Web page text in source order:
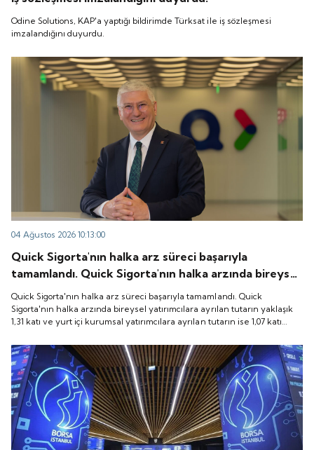
Odine Solutions, KAP'a yaptığı bildirimde Türksat ile iş sözleşmesi
imzalandığını duyurdu.
04 Ağustos 2026 10:13:00
Quick Sigorta'nın halka arz süreci başarıyla
tamamlandı. Quick Sigorta'nın halka arzında bireysel
yatırımcılara ayrılan tutarın yaklaşık 1,31 katı ve yurt
içi kurumsal yatırımcılara ayrılan tutarın ise 1,07 katı
talep geldi. Quick Sigorta, 6 Ağustos 2026 tarihinde
görmeye başlayacak.
Quick Sigorta'nın halka arz süreci başarıyla tamamlandı. Quick
Sigorta'nın halka arzında bireysel yatırımcılara ayrılan tutarın yaklaşık
1,31 katı ve yurt içi kurumsal yatırımcılara ayrılan tutarın ise 1,07 katı
koduyla Borsa İstanbul'da işlem görmeye başlayacak.